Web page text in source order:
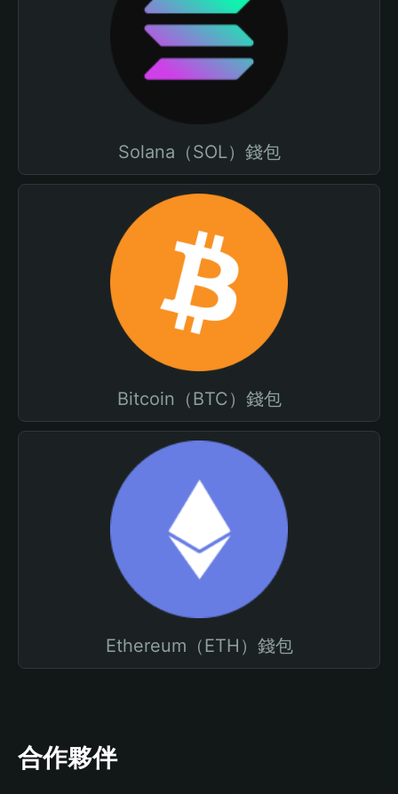
Solana（SOL）錢包
Bitcoin（BTC）錢包
Ethereum（ETH）錢包
合作夥伴